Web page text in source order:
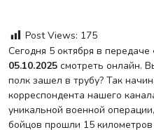
Post Views: 175
Сегодня 5 октября в передаче
05.10.2025 смотреть онлайн.
полк зашел в трубу? Так
корреспондента нашего
уникальной военной
бойцов прошли 15